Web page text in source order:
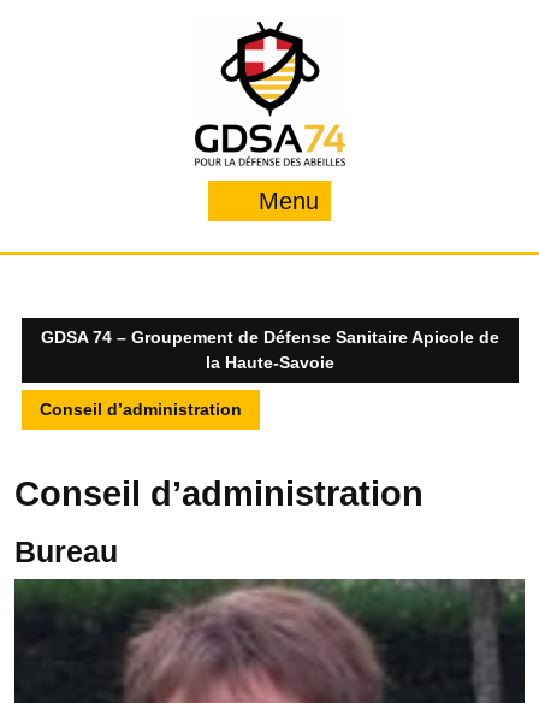
Menu
GDSA 74 – Groupement de Défense Sanitaire Apicole de
la Haute-Savoie
Conseil d’administration
Conseil d’administration
Bureau